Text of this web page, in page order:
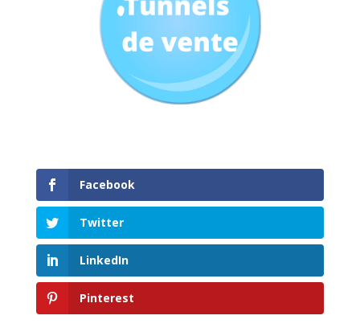
Facebook
Twitter
LinkedIn
Pinterest